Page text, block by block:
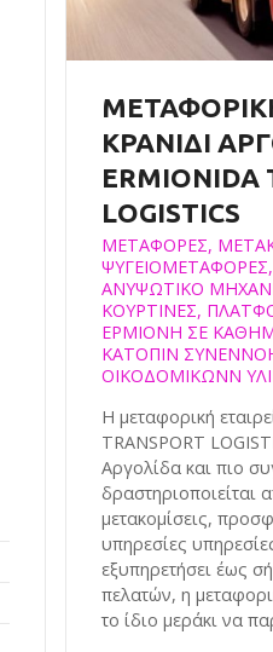
ΚΡΑΝΙΔΙ
ERMIONIDA
LOGISTICS
ΜΕΤΑΦΟΡΕΣ,
ΑΝΥΨΩΤΙΚΟ
ΚΟΥΡΤΙΝΕΣ,
ΕΡΜΙΟΝΗ ΣΕ
ΚΑΤΟΠΙΝ
ΟΙΚΟΔΟΜΙΚΩΝΝ
Η μεταφορική
TRANSPORT
Αργολίδα και πιο
δραστηριοποιείται
μετακομίσεις,
υπηρεσίες
εξυπηρετήσει έως
πελατών, η
το ίδιο μεράκι να